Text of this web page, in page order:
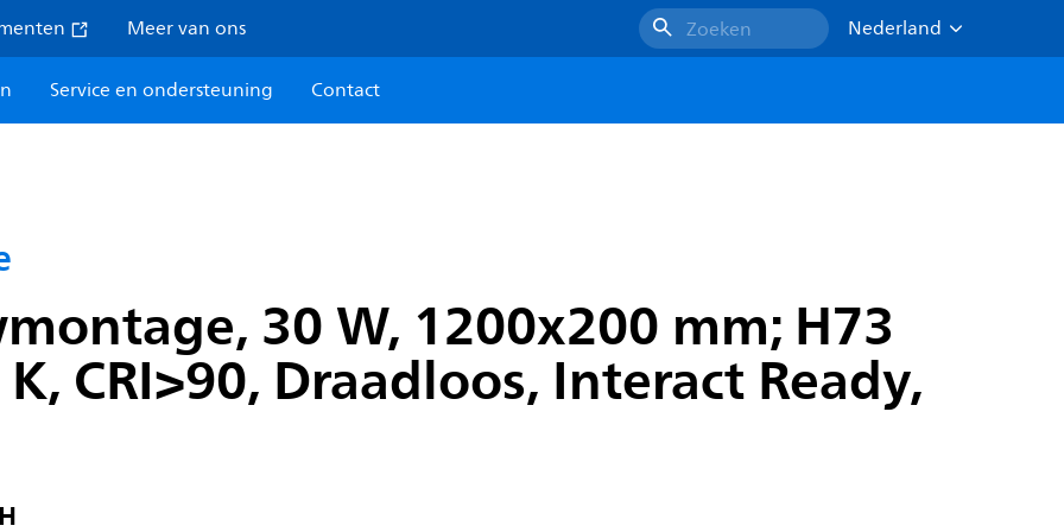
Meer van ons Zoeken
Nederland
Service en ondersteuning Contact
30 W, 1200x200 mm; H73
CRI>90, Draadloos, Interact Ready,